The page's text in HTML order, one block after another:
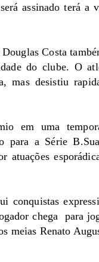
assinado terá a
Costa
do clube. O
mas desistiu
em uma
para a Série
conquistas
chega para
meias Renato